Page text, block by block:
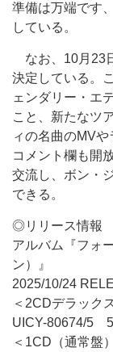
準備は万端です
している。
なお、10月23
決定している。
ェンダリー・エ
こと、新たなツ
ィの名曲のMV
コメント欄も開
交流し、ボン・
できる。
◎リリース情報
アルバム『フォ
ン）』
2025/10/24
＜2CDデラック
UICY-80674/5
＜1CD（通常盤